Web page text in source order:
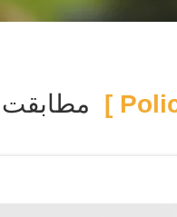
مطابقت